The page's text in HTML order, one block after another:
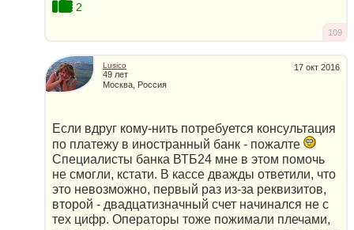
2
109
17 окт 2016
Lusico
49 лет
Москва, Россия
Если вдруг кому-нить потребуется консультация
по платежу в иностранный банк - пожалте
Специалисты банка ВТБ24 мне в этом помочь
не смогли, кстати. В кассе дважды ответили, что
это невозможно, первый раз из-за реквизитов,
второй - двадцатизначный счет начинался не с
тех цифр. Операторы тоже пожимали плечами,